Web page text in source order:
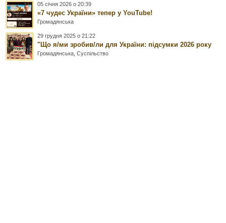
05 січня 2026 о 20:39
«7 чудес України» тепер у YouTube!
Громадянська
29 грудня 2025 о 21:22
"Що я/ми зробив/ли для України: підсумки 2026 року
Громадянська ,Суспільство